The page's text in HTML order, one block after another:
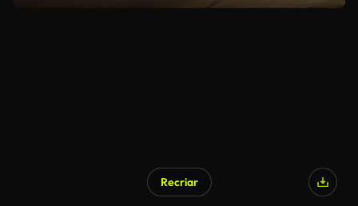
Recriar